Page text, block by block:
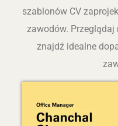
szablonów CV
zawodów.
znajdź idealne